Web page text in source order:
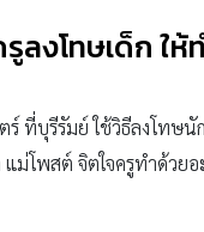
ลงโทษเด็ก ใ
ที่บุรีรัมย์ ใช้วิธีลงโทษ
ม่โพสต์ จิตใจครูทำด้วย